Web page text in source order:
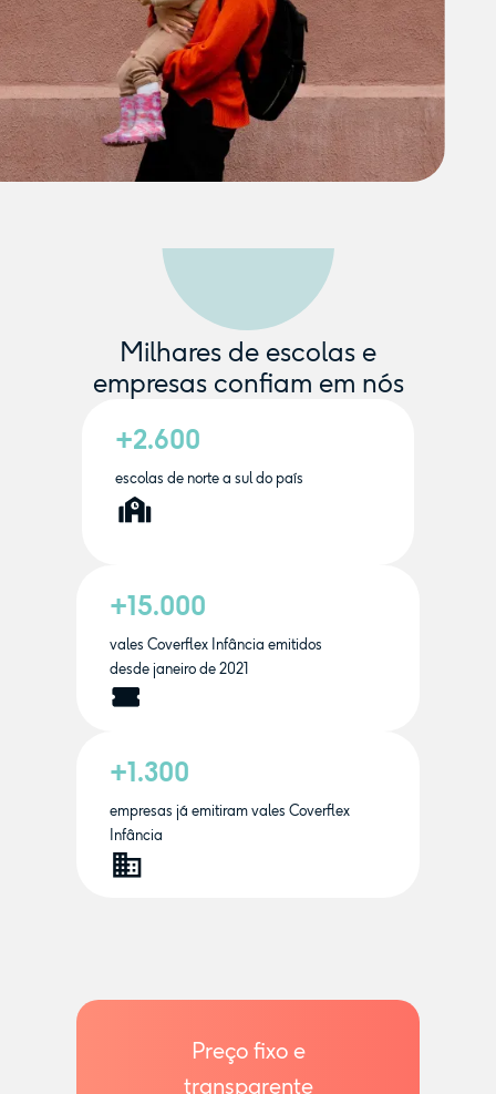
Milhares de escolas e
empresas confiam em nós
+2.600
escolas de norte a sul do país
+15.000
vales Coverflex Infância emitidos
desde janeiro de 2021
+1.300
empresas já emitiram vales Coverflex
Infância
Preço fixo e
transparente